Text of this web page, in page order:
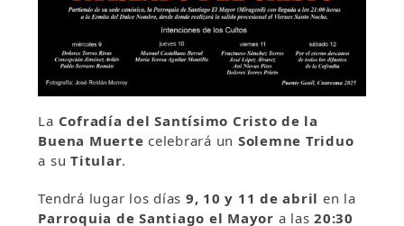
La Cofradía del Santísimo Cristo de la
Buena Muertecelebrará un Solemne Triduo
a suTitular.
Tendrá lugar los días 9, 10 y 11 de abril en la
Parroquia de Santiago el Mayor a las20:30